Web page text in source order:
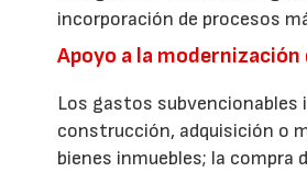
incorporación de procesos
Apoyo a la
Los gastos subvencionables
construcción, adquisición o
bienes inmuebles; la compra